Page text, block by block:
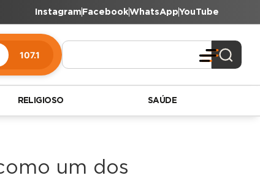
Instagram FacebookWhatsAppYouTube
107.1
RELIGIOSO SAÚDE
um dos